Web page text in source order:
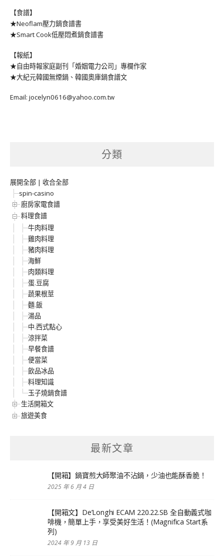
【食譜】
★Neoflam壓力鍋食譜書
★Smart Cook低壓悶煮鍋食譜書
【報紙】
★自由時報家庭副刊「婚姻電力公司」專欄作家
★大紀元韓國無煙鍋、韓國奧庫鍋食譜文
Email: jocelyn0616@yahoo.com.tw
分類
展開全部 | 收合全部
spin-casino
廚房家電食譜
料理食譜
牛肉料理
雞肉料理
豬肉料理
海鮮
肉類料理
蛋.豆腐
蔬果根莖
麵.飯
湯品
中.西式點心
涼拌菜
早餐食譜
便當菜
飲品冰品
料理知識
玉子燒鍋食譜
生活開箱文
旅遊美食
最新文章
【開箱】鍋寶煎大師聚油不沾鍋，少油也能酥香脆！
2025 年 6 月 4 日
【開箱文】De’Longhi ECAM 220.22.SB 全自動義式咖
啡機，簡單上手，享受美好生活！(Magnifica Start系
列)
2024 年 9 月 13 日